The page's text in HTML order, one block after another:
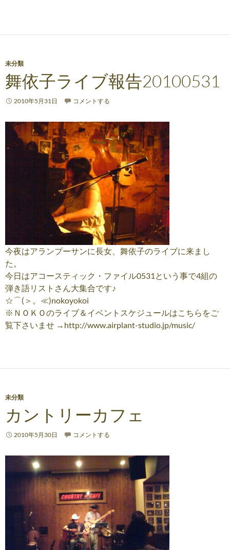
未分類
舞依子ライブ報告20100531
2010年5月31日 コメントする
今夜はアランプーサンに長女、舞依子のライブに来まし
た。
今日はアコースティック・ファイル0531という事で4組の
弾き語リストさん大集合です♪
☆⌒(＞。≪)nokoyokoi
※ＮＯＫＯのライブ＆イベントスケジュールはこちらをご
覧下さいませ →http://www.airplant-studio.jp/music/
未分類
カントリーカフェ
2010年5月30日 コメントする